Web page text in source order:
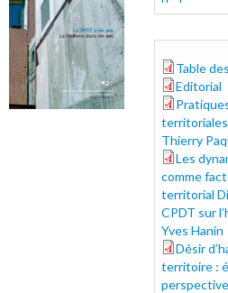
1-
Table
2-edito.pdf
Editorial
3-
Thierry
4-
Les
comme
territorial
CPDT sur
Yves Hanin
5-
Désir
territoire :